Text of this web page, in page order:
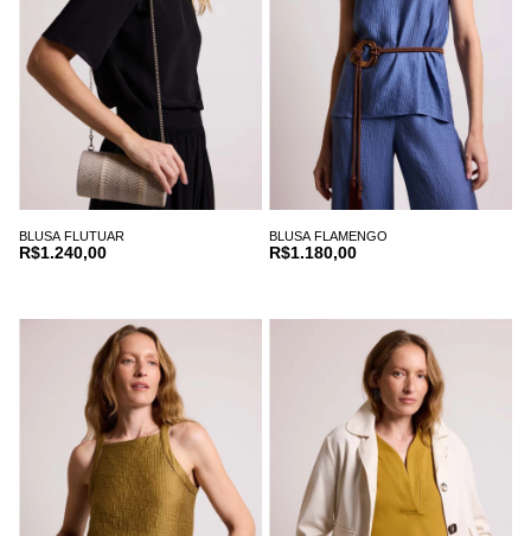
BLUSA FLUTUAR
R$1.240,00
BLUSA FLAMENGO
R$1.180,00